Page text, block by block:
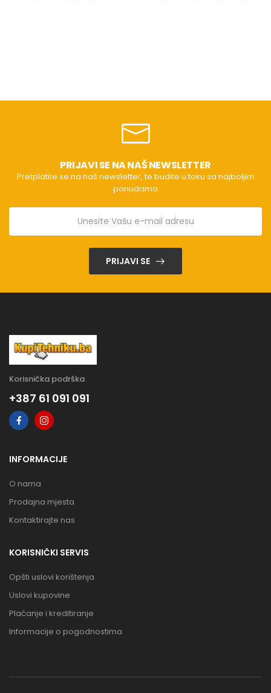
PRIJAVI SE NA NAŠ NEWSLETTER
Pretplatite se na naš newsletter, te budite u toku sa najboljim
ponudama
PRIJAVI SE
Korisnička podrška
+387 61 091 091
INFORMACIJE
O nama
Prodajna mjesta
Kontaktirajte nas
KORISNIČKI SERVIS
Opšti uslovi korištenja
Uslovi kupovine
Plaćanje i kreditiranje
Informacije o pogodnostima